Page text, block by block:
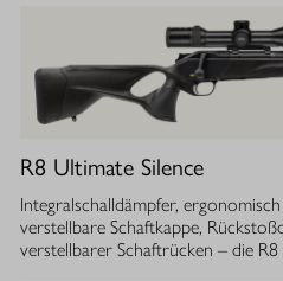
R8 Ultimate Silence
Integralschalldämpfer,
verstellbare Schaftkappe,
verstellbarer Schaftrücken – die